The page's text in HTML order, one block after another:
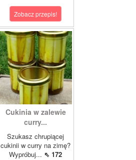
Zobacz przepis!
Cukinia w zalewie
curry...
Szukasz chrupiącej
cukinii w curry na zimę?
Wypróbuj... ⇖ 172